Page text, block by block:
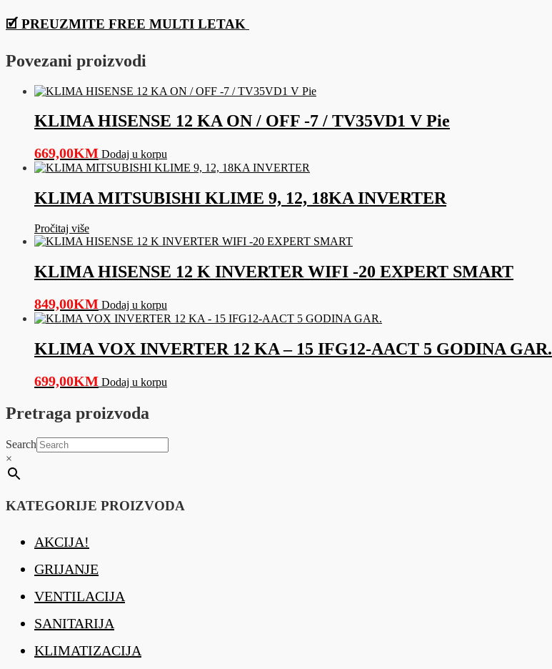
🗹 PREUZMITE FREE MULTI LETAK
Povezani proizvodi
KLIMA HISENSE 12 KA ON / OFF -7 / TV35VD1 V Pie
669,00KM Dodaj u korpu
KLIMA MITSUBISHI KLIME 9, 12, 18KA INVERTER
Pročitaj više
KLIMA HISENSE 12 K INVERTER WIFI -20 EXPERT SMART
849,00KM Dodaj u korpu
KLIMA VOX INVERTER 12 KA – 15 IFG12-AACT 5 GODINA GAR.
699,00KM Dodaj u korpu
Pretraga proizvoda
Search
×
KATEGORIJE PROIZVODA
AKCIJA!
GRIJANJE
VENTILACIJA
SANITARIJA
KLIMATIZACIJA